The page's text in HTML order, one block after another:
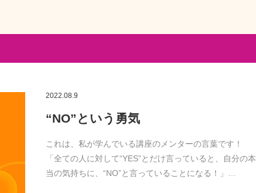
2022.08.9
“NO”という勇気
これは、私が学んでいる講座のメンターの言葉です！
「全ての人に対して“YES”とだけ言っていると、自分の本
当の気持ちに、“NO”と言っていることになる！」…